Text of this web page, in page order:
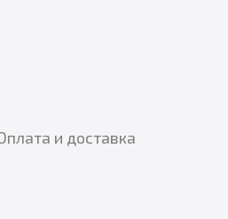
и доставка